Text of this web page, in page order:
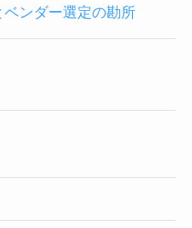
ンダー選定の勘所